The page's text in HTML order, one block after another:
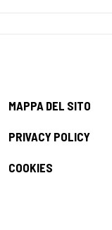
MAPPA DEL SITO
PRIVACY POLICY
COOKIES